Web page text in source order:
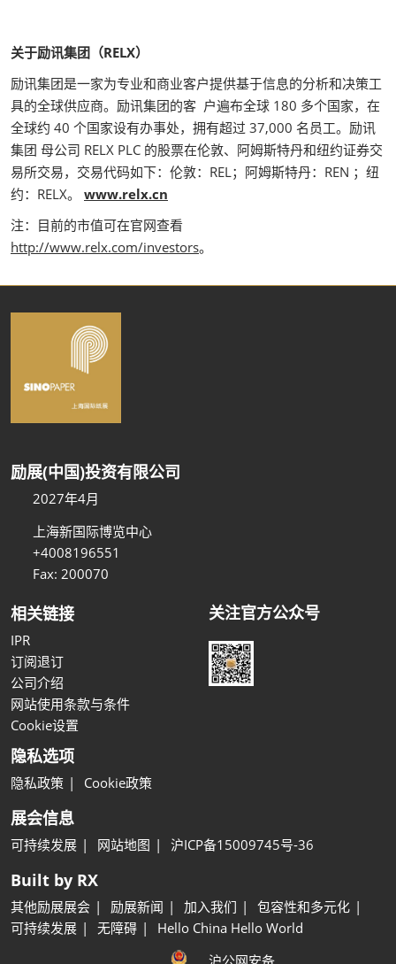
关于励讯集团（RELX）
励讯集团是一家为专业和商业客户提供基于信息的分析和决策工
具的全球供应商。励讯集团的客 户遍布全球 180 多个国家，在
全球约 40 个国家设有办事处，拥有超过 37,000 名员工。励讯
集团 母公司 RELX PLC 的股票在伦敦、阿姆斯特丹和纽约证券交
易所交易，交易代码如下：伦敦：REL；阿姆斯特丹：REN ；纽
约：RELX。 www.relx.cn
注：目前的市值可在官网查看
http://www.relx.com/investors。
励展(中国)投资有限公司
2027年4月
上海新国际博览中心
+4008196551
Fax: 200070
相关链接
IPR
订阅退订
公司介绍
网站使用条款与条件
Cookie设置
关注官方公众号
隐私选项
隐私政策 Cookie政策
展会信息
可持续发展 网站地图 沪ICP备15009745号-36
Built by RX
其他励展展会 励展新闻 加入我们
包容性和多元化
可持续发展
无障碍
Hello China Hello World